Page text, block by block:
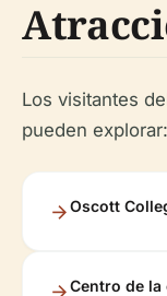
Los visitantes
pueden explorar:
Oscott
Centro de la